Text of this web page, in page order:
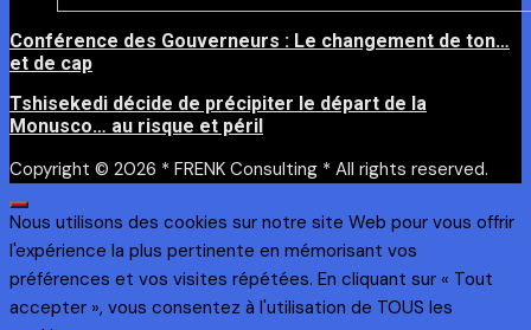
Conférence des Gouverneurs : Le changement de ton…
et de cap
Tshisekedi décide de précipiter le départ de la
Monusco… au risque et péril
Copyright © 2026 * FRENK Consulting * All rights reserved.
Nous utilisons des cookies sur notre site Web pour vous offrir
l'expérience la plus pertinente en mémorisant vos
préférences et vos visites répétées. En cliquant sur « Tout
accepter », vous consentez à l'utilisation de TOUS les